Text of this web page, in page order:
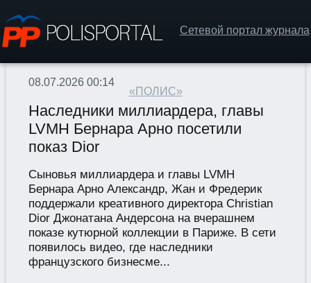
Сетевой портал журнала
«ПОЛИС»
08.07.2026 00:14
Наследники миллиардера, главы
LVMH Бернара Арно посетили
показ Dior
Сыновья миллиардера и главы LVMH
Бернара Арно Александр, Жан и Фредерик
поддержали креативного директора Christian
Dior Джонатана Андерсона на вчерашнем
показе кутюрной коллекции в Париже. В сети
появилось видео, где наследники
французского бизнесме...